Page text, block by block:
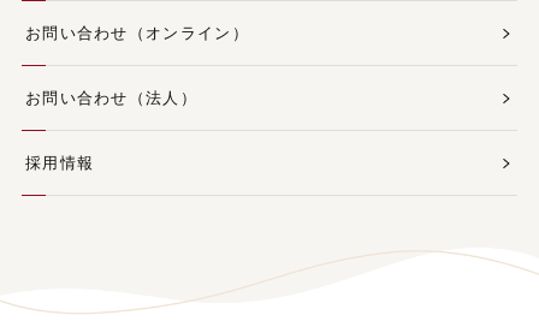
お問い合わせ（オンライン）
お問い合わせ（法人）
採用情報